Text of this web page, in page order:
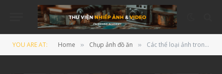
YOU ARE AT: Home » Chụp ảnh đồ ăn » Các thể loại ảnh trong Editorial Food Photography